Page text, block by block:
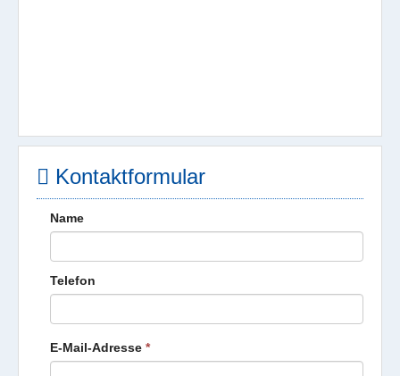
Kontaktformular
Name
Telefon
E-Mail-Adresse *